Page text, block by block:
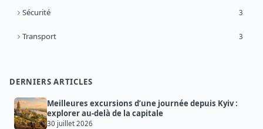
Sécurité 3
Transport 3
DERNIERS ARTICLES
Meilleures excursions d’une journée depuis Kyiv :
explorer au-delà de la capitale
30 juillet 2026